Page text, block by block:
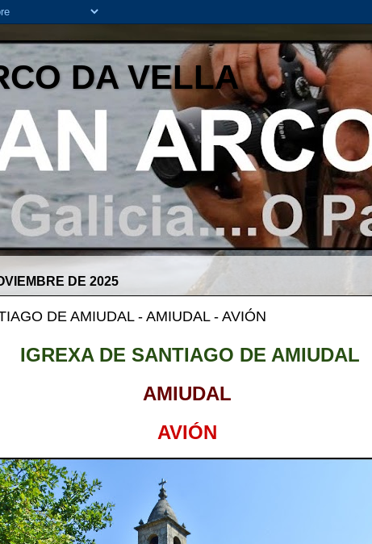
DA VELLA
DE 2025
DE AMIUDAL - AMIUDAL - AVIÓN
IGREXA DE SANTIAGO DE AMIUDAL
AMIUDAL
AVIÓN